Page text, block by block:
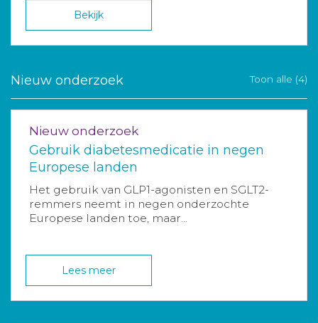
Bekijk
Nieuw onderzoek Toon alle (4)
Nieuw onderzoek
Gebruik diabetesmedicatie in negen
Europese landen
Het gebruik van GLP1-agonisten en SGLT2-
remmers neemt in negen onderzochte
Europese landen toe, maar...
Lees meer